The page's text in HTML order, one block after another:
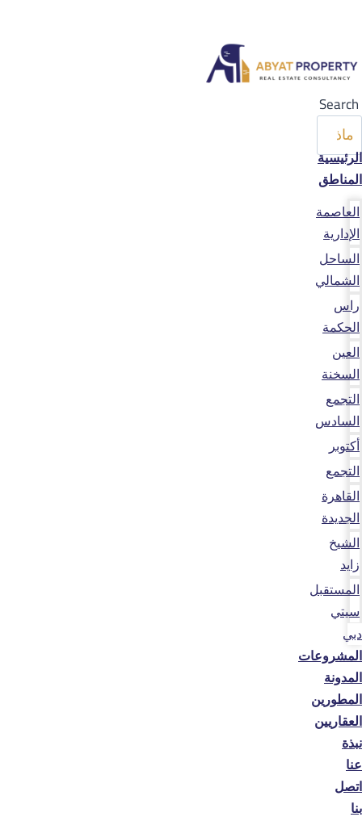
Search
الرئيسية
المناطق
العاصمة
الإدارية
الساحل
الشمالي
راس
الحكمة
العين
السخنة
التجمع
السادس
أكتوبر
التجمع
القاهرة
الجديدة
الشيخ
زايد
المستقبل
سيتي
دبي
المشروعات
المدونة
المطورين
العقاريين
نبذة
عنا
اتصل
بنا